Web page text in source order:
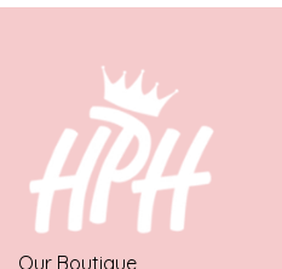
Our Boutique